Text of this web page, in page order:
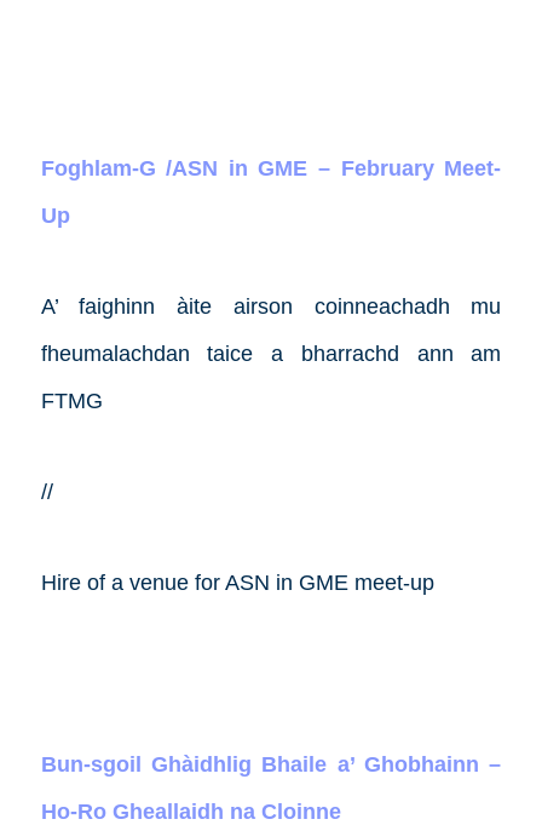
Foghlam-G /ASN in GME – February Meet-
Up
A’ faighinn àite airson coinneachadh mu
fheumalachdan taice a bharrachd ann am
FTMG
//
Hire of a venue for ASN in GME meet-up
Bun-sgoil Ghàidhlig Bhaile a’ Ghobhainn –
Ho-Ro Gheallaidh na Cloinne